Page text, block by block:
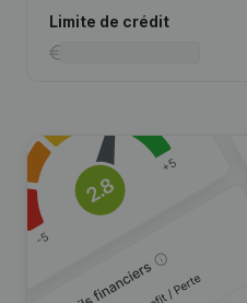
Limite de crédit